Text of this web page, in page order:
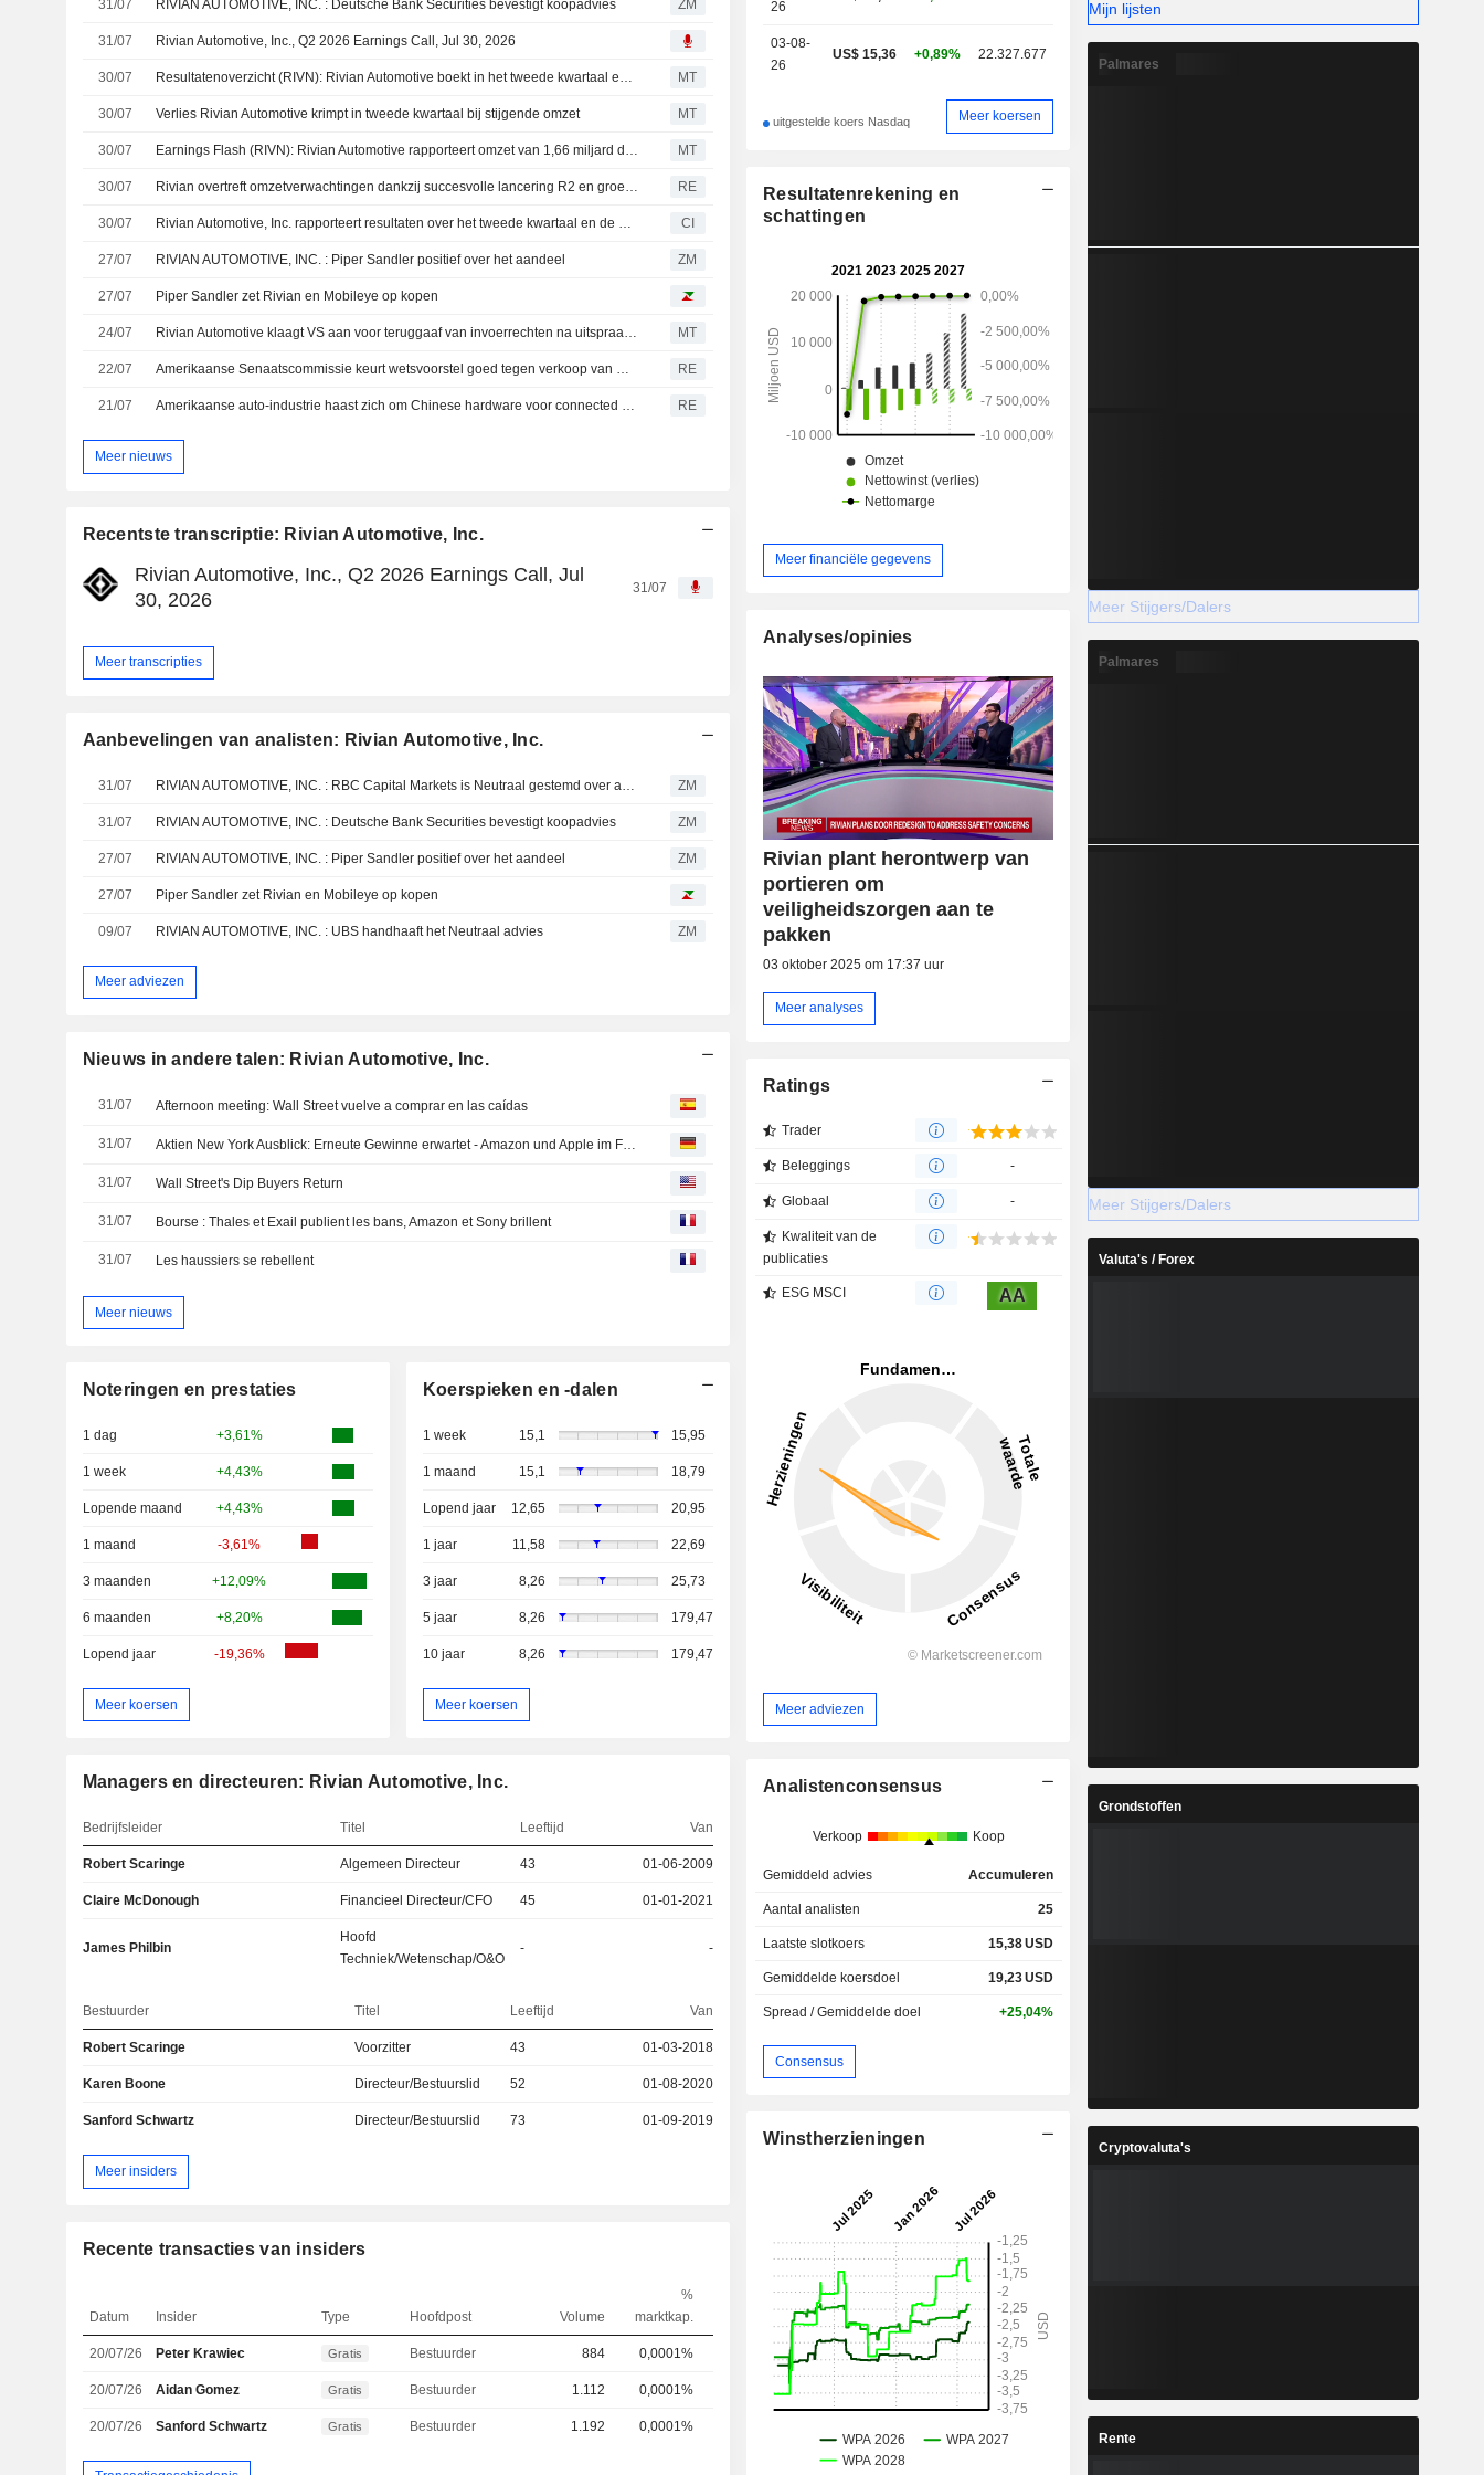
31/07 RIVIAN AUTOMOTIVE, INC. : Deutsche Bank Securities bevestigt koopadvies ZM
31/07 Rivian Automotive, Inc., Q2 2026 Earnings Call, Jul 30, 2026
30/07 Resultatenoverzicht (RIVN): Rivian Automotive boekt in het tweede kwartaal een omzet van 1,66 miljard dollar, tegenover een FactSet-prognose van 1,52 miljard dollar MT
30/07 Verlies Rivian Automotive krimpt in tweede kwartaal bij stijgende omzet MT
30/07 Earnings Flash (RIVN): Rivian Automotive rapporteert omzet van 1,66 miljard dollar over het tweede kwartaal, tegenover een FactSet-consensus van 1,52 miljard dollar MT
30/07 Rivian overtreft omzetverwachtingen dankzij succesvolle lancering R2 en groeiende softwaretak RE
30/07 Rivian Automotive, Inc. rapporteert resultaten over het tweede kwartaal en de eerste zes maanden eindigend op 30 juni 2026 CI
27/07 RIVIAN AUTOMOTIVE, INC. : Piper Sandler positief over het aandeel ZM
27/07 Piper Sandler zet Rivian en Mobileye op kopen
24/07 Rivian Automotive klaagt VS aan voor teruggaaf van invoerrechten na uitspraak Hooggerechtshof MT
22/07 Amerikaanse Senaatscommissie keurt wetsvoorstel goed tegen verkoop van Chinese voertuigen RE
21/07 Amerikaanse auto-industrie haast zich om Chinese hardware voor connected cars te weren onder druk van overheid RE
Meer nieuws
Recentste transcriptie: Rivian Automotive, Inc.
Rivian Automotive, Inc., Q2 2026 Earnings Call, Jul
30, 2026
31/07
Meer transcripties
Aanbevelingen van analisten: Rivian Automotive, Inc.
31/07 ZM
31/07 RIVIAN AUTOMOTIVE, INC. : Deutsche Bank Securities bevestigt koopadvies ZM
27/07 RIVIAN AUTOMOTIVE, INC. : Piper Sandler positief over het aandeel ZM
27/07 Piper Sandler zet Rivian en Mobileye op kopen
09/07 RIVIAN AUTOMOTIVE, INC. : UBS handhaaft het Neutraal advies ZM
Meer adviezen
Nieuws in andere talen: Rivian Automotive, Inc.
31/07 Afternoon meeting: Wall Street vuelve a comprar en las caídas
31/07 Aktien New York Ausblick: Erneute Gewinne erwartet - Amazon und Apple im Fokus
31/07 Wall Street's Dip Buyers Return
31/07 Bourse : Thales et Exail publient les bans, Amazon et Sony brillent
31/07 Les haussiers se rebellent
Meer nieuws
Noteringen en prestaties
1 dag +3,61%
1 week +4,43%
Lopende maand +4,43%
1 maand -3,61%
3 maanden +12,09%
6 maanden +8,20%
Lopend jaar -19,36%
Meer koersen
Koerspieken en -dalen
1 week 15,1 15,95
1 maand 15,1 18,79
Lopend jaar 12,65 20,95
1 jaar 11,58 22,69
3 jaar 8,26 25,73
5 jaar 8,26 179,47
10 jaar 8,26 179,47
Meer koersen
Managers en directeuren: Rivian Automotive, Inc.
Bedrijfsleider Titel Leeftijd Van
Robert Scaringe Algemeen Directeur 43 01-06-2009
Claire McDonough Financieel Directeur/CFO 45 01-01-2021
James Philbin
Hoofd
Techniek/Wetenschap/O&O
- -
Bestuurder Titel Leeftijd Van
Robert Scaringe Voorzitter 43 01-03-2018
Karen Boone Directeur/Bestuurslid 52 01-08-2020
Sanford Schwartz Directeur/Bestuurslid 73 01-09-2019
Meer insiders
Recente transacties van insiders
Datum Insider Type Hoofdpost Volume
%
marktkap.
20/07/26 Peter Krawiec Gratis Bestuurder 884 0,0001%
20/07/26 Aidan Gomez Gratis Bestuurder 1.112 0,0001%
20/07/26 Sanford Schwartz Gratis Bestuurder 1.192 0,0001%
26
03-08-
26
US$ 15,36 +0,89% 22.327.677
uitgestelde koers Nasdaq Meer koersen
Resultatenrekening en
schattingen
Meer financiële gegevens
Analyses/opinies
Rivian plant herontwerp van
portieren om
veiligheidszorgen aan te
pakken
03 oktober 2025 om 17:37 uur
Meer analyses
Ratings
Trader
Beleggings -
Globaal -
Kwaliteit van de
publicaties
ESG MSCI AA
Meer adviezen
Analistenconsensus
Verkoop Koop
Gemiddeld advies Accumuleren
Aantal analisten 25
Laatste slotkoers 15,38USD
Gemiddelde koersdoel 19,23USD
Spread / Gemiddelde doel +25,04%
Consensus
Winstherzieningen
Mijn lijsten
Palmares
Meer Stijgers/Dalers
Palmares
Meer Stijgers/Dalers
Valuta's / Forex
Grondstoffen
Cryptovaluta's
Rente